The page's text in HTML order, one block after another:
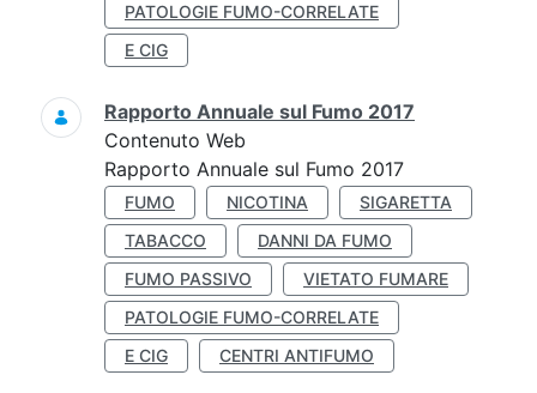
PATOLOGIE FUMO-CORRELATE
E CIG
Rapporto Annuale sul Fumo 2017
Contenuto Web
Rapporto Annuale sul Fumo 2017
FUMO NICOTINA
SIGARETTA
TABACCO
DANNI DA FUMO
FUMO PASSIVO
VIETATO FUMARE
PATOLOGIE FUMO-CORRELATE
E CIG
CENTRI ANTIFUMO